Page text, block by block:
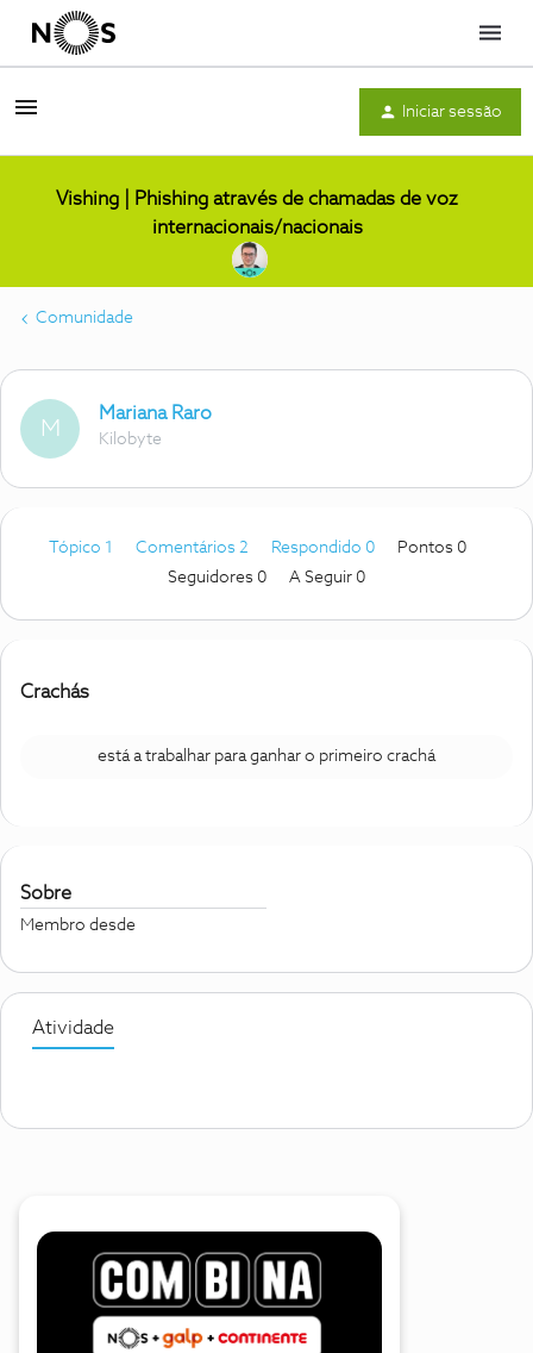
Menu
Iniciar sessão
Vishing | Phishing através de chamadas de voz
internacionais/nacionais
Comunidade
M
Mariana Raro
Kilobyte
Tópico 1 Comentários 2 Respondido 0
Pontos 0
Seguidores 0 A Seguir 0
Crachás
está a trabalhar para ganhar o primeiro crachá
Sobre
Membro desde
Atividade